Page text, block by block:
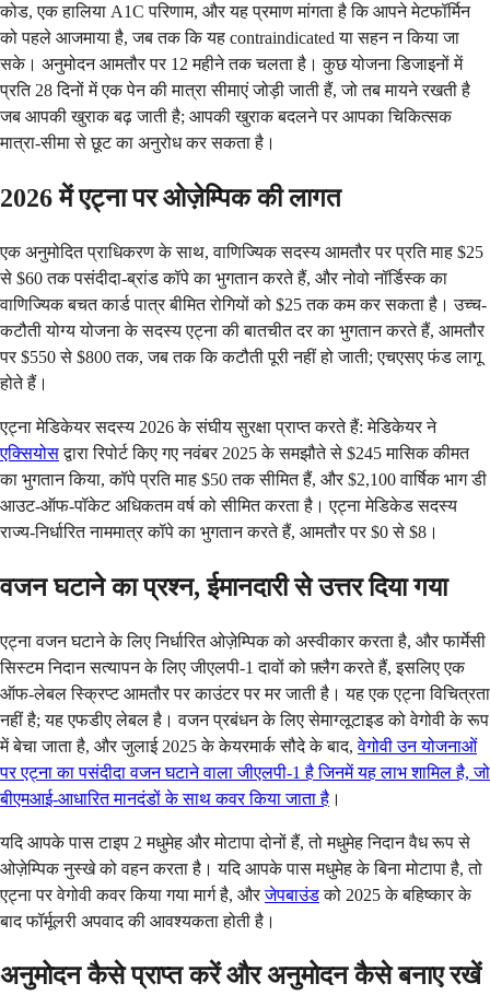
कोड, एक हालिया A1C परिणाम, और यह प्रमाण मांगता है कि आपने मेटफॉर्मिन
को पहले आजमाया है, जब तक कि यह contraindicated या सहन न किया जा
सके। अनुमोदन आमतौर पर 12 महीने तक चलता है। कुछ योजना डिजाइनों में
प्रति 28 दिनों में एक पेन की मात्रा सीमाएं जोड़ी जाती हैं, जो तब मायने रखती है
जब आपकी खुराक बढ़ जाती है; आपकी खुराक बदलने पर आपका चिकित्सक
मात्रा-सीमा से छूट का अनुरोध कर सकता है।
2026 में एट्ना पर ओज़ेम्पिक की लागत
एक अनुमोदित प्राधिकरण के साथ, वाणिज्यिक सदस्य आमतौर पर प्रति माह $25
से $60 तक पसंदीदा-ब्रांड कॉपे का भुगतान करते हैं, और नोवो नॉर्डिस्क का
वाणिज्यिक बचत कार्ड पात्र बीमित रोगियों को $25 तक कम कर सकता है। उच्च-
कटौती योग्य योजना के सदस्य एट्ना की बातचीत दर का भुगतान करते हैं, आमतौर
पर $550 से $800 तक, जब तक कि कटौती पूरी नहीं हो जाती; एचएसए फंड लागू
होते हैं।
एट्ना मेडिकेयर सदस्य 2026 के संघीय सुरक्षा प्राप्त करते हैं: मेडिकेयर ने
एक्सियोसद्वारा रिपोर्ट किए गए नवंबर 2025 के समझौते से $245 मासिक कीमत
का भुगतान किया, कॉपे प्रति माह $50 तक सीमित हैं, और $2,100 वार्षिक भाग डी
आउट-ऑफ-पॉकेट अधिकतम वर्ष को सीमित करता है। एट्ना मेडिकेड सदस्य
राज्य-निर्धारित नाममात्र कॉपे का भुगतान करते हैं, आमतौर पर $0 से $8।
वजन घटाने का प्रश्न, ईमानदारी से उत्तर दिया गया
एट्ना वजन घटाने के लिए निर्धारित ओज़ेम्पिक को अस्वीकार करता है, और फार्मेसी
सिस्टम निदान सत्यापन के लिए जीएलपी-1 दावों को फ़्लैग करते हैं, इसलिए एक
ऑफ-लेबल स्क्रिप्ट आमतौर पर काउंटर पर मर जाती है। यह एक एट्ना विचित्रता
नहीं है; यह एफडीए लेबल है। वजन प्रबंधन के लिए सेमाग्लूटाइड को वेगोवी के रूप
में बेचा जाता है, और जुलाई 2025 के केयरमार्क सौदे के बाद,वेगोवी उन योजनाओं
पर एट्ना का पसंदीदा वजन घटाने वाला जीएलपी-1 है जिनमें यह लाभ शामिल है, जो
बीएमआई-आधारित मानदंडों के साथ कवर किया जाता है ।
यदि आपके पास टाइप 2 मधुमेह और मोटापा दोनों हैं, तो मधुमेह निदान वैध रूप से
ओज़ेम्पिक नुस्खे को वहन करता है। यदि आपके पास मधुमेह के बिना मोटापा है, तो
एट्ना पर वेगोवी कवर किया गया मार्ग है, औरजेपबाउंडको 2025 के बहिष्कार के
बाद फॉर्मूलरी अपवाद की आवश्यकता होती है।
अनुमोदन कैसे प्राप्त करें और अनुमोदन कैसे बनाए रखें